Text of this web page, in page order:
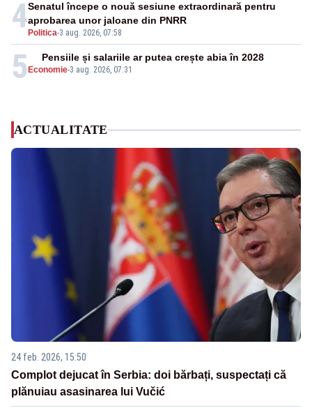
4 Politica-3 aug. 2026, 07:58
Senatul începe o nouă sesiune extraordinară pentru
aprobarea unor jaloane din PNRR
5 Economie-3 aug. 2026, 07:31
Pensiile și salariile ar putea crește abia în 2028
ACTUALITATE
24 feb. 2026, 15:50
Complot dejucat în Serbia: doi bărbați, suspectați că
plănuiau asasinarea lui Vučić